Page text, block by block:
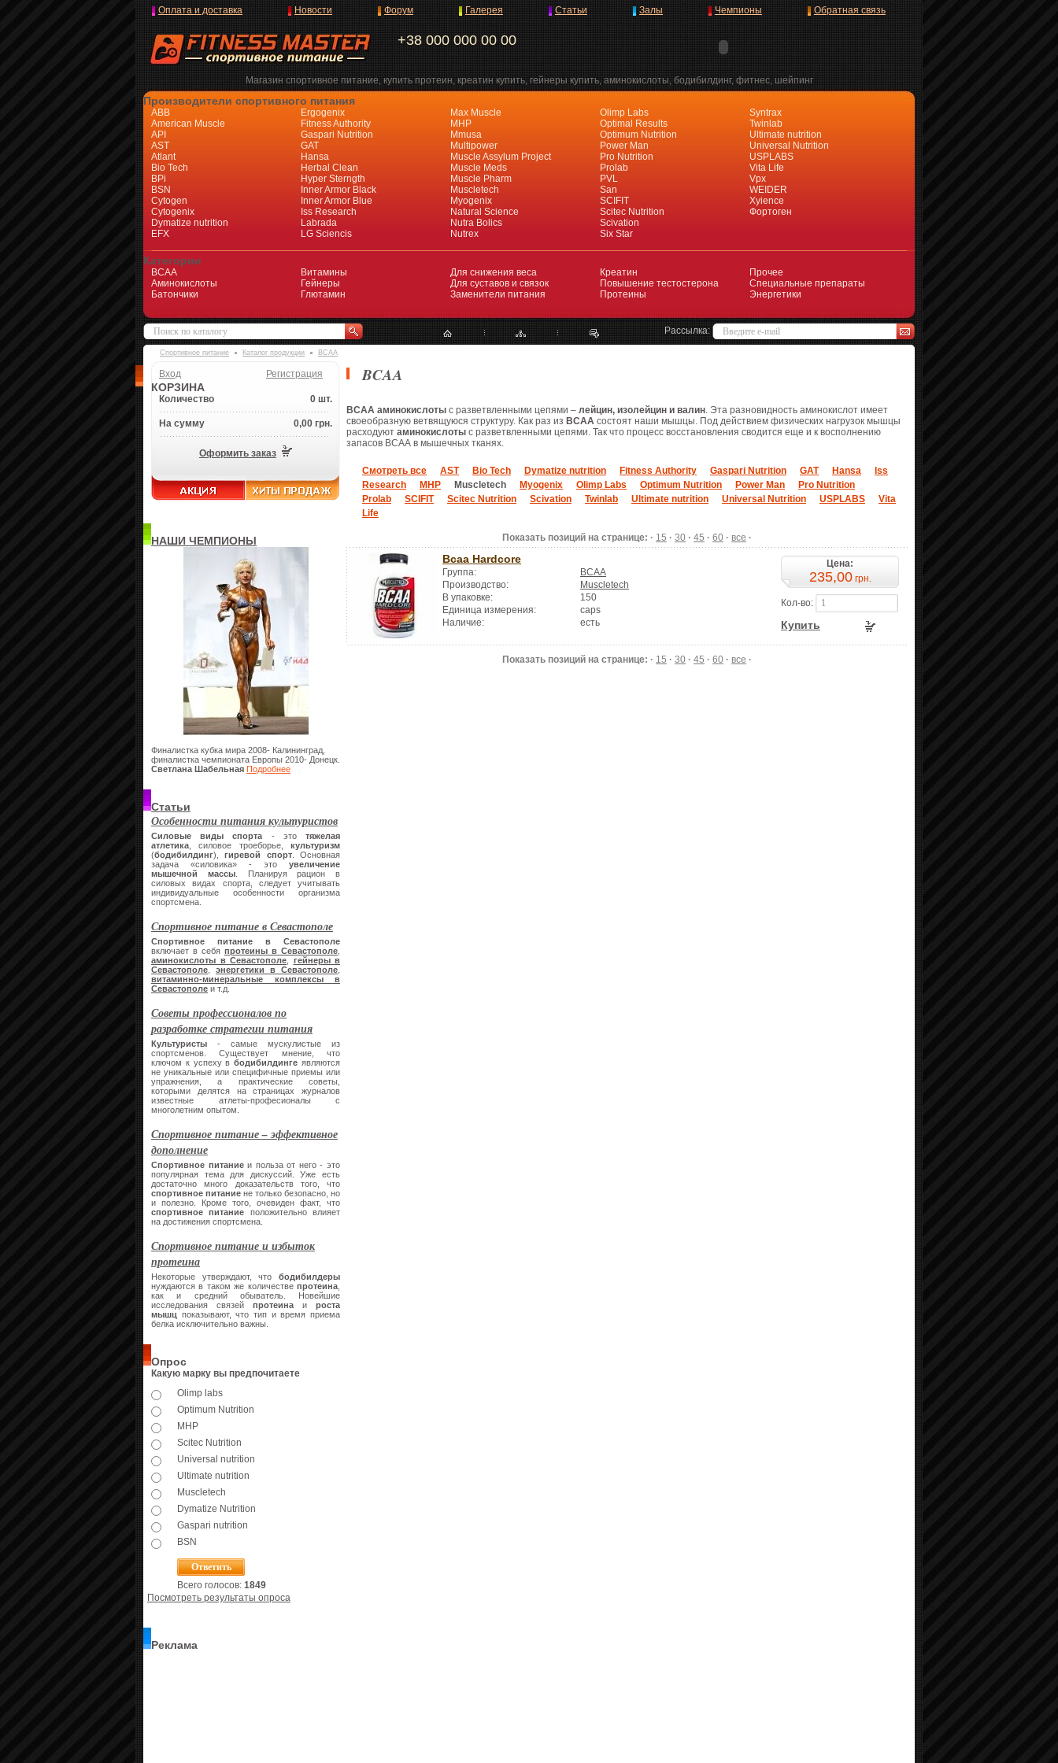
Магазин спортивное питание, купить протеин, креатин купить, гейнеры купить, аминокислоты, бодибилдинг, фитнес, шейпинг
+38 000 000 00 00
Оплата и доставка Новости Форум Галерея Статьи Залы Чемпионы Обратная связь
Производители спортивного питания
ABB
American Muscle
API
AST
Atlant
Bio Tech
BPi
BSN
Cytogen
Cytogenix
Dymatize nutrition
EFX
Ergogenix
Fitness Authority
Gaspari Nutrition
GAT
Hansa
Herbal Clean
Hyper Sterngth
Inner Armor Black
Inner Armor Blue
Iss Research
Labrada
LG Sciencis
Max Muscle
MHP
Mmusa
Multipower
Muscle Assylum Project
Muscle Meds
Muscle Pharm
Muscletech
Myogenix
Natural Science
Nutra Bolics
Nutrex
Olimp Labs
Optimal Results
Optimum Nutrition
Power Man
Pro Nutrition
Prolab
PVL
San
SCIFIT
Scitec Nutrition
Scivation
Six Star
Syntrax
Twinlab
Ultimate nutrition
Universal Nutrition
USPLABS
Vita Life
Vpx
WEIDER
Xyience
Фортоген
Категории
BCAA
Аминокислоты
Батончики
Витамины
Гейнеры
Глютамин
Для снижения веса
Для суставов и связок
Заменители питания
Креатин
Повышение тестостерона
Протеины
Прочее
Специальные препараты
Энергетики
Рассылка:
Спортивное питание Каталог продукции BCAA
Вход Регистрация
КОРЗИНА
Количество 0 шт.
На сумму 0,00 грн.
Оформить заказ
НАШИ ЧЕМПИОНЫ
Финалистка кубка мира 2008- Калининград,
финалистка чемпионата Европы 2010- Донецк.
Светлана Шабельная Подробнее
Статьи
Особенности питания культуристов
Силовые виды спорта - этотяжелая
атлетика , силовое троеборье, культуризм
(бодибилдинг),гиревой спорт. Основная
задача «силовика» - это увеличение
мышечной массы. Планируя рацион в
силовых видах спорта, следует учитывать
индивидуальные особенности организма
спортсмена.
Спортивное питание в Севастополе
Спортивное питание в Севастополе
включает в себя протеины в Севастополе
аминокислоты в Севастополе
гейнеры в
Севастополе
энергетики в Севастополе
витаминно-минеральные комплексы в
Севастополе и т.д.
Советы профессионалов по
разработке стратегии питания
Культуристы - самые мускулистые из
спортсменов. Существует мнение, что
ключом к успеху вбодибилдинге являются
не уникальные или специфичные приемы или
упражнения, а практические советы,
которыми делятся на страницах журналов
известные атлеты-професионалы с
многолетним опытом.
Спортивное питание – эффективное
дополнение
Спортивное питаниеи польза от него - это
популярная тема для дискуссий. Уже есть
достаточно много доказательств того, что
спортивное питание не только безопасно, но
и полезно. Кроме того, очевиден факт, что
спортивное питание положительно влияет
на достижения спортсмена.
Спортивное питание и избыток
протеина
Некоторые утверждают, что бодибилдеры
нуждаются в таком же количестве протеина
как и средний обыватель. Новейшие
исследования связей протеина и роста
мышц показывают, что тип и время приема
белка исключительно важны.
Опрос
Какую марку вы предпочитаете
Olimp labs
Optimum Nutrition
MHP
Scitec Nutrition
Universal nutrition
Ultimate nutrition
Muscletech
Dymatize Nutrition
Gaspari nutrition
BSN
Всего голосов: 1849
Посмотреть результаты опроса
Реклама
BCAA
BCAA аминокислоты с разветвленными цепями – лейцин, изолейцин и валин. Эта разновидность аминокислот имеет
своеобразную ветвящуюся структуру. Как раз из ВСАА состоят наши мышцы. Под действием физических нагрузок мышцы
расходуют аминокислоты с разветвленными цепями. Так что процесс восстановления сводится еще и к восполнению
запасов ВСАА в мышечных тканях.
Смотреть все AST Bio Tech Dymatize nutrition Fitness Authority Gaspari Nutrition GAT Hansa
Iss
Research
MHP Muscletech Myogenix Olimp Labs Optimum Nutrition Power Man
Pro Nutrition
Prolab
SCIFIT Scitec Nutrition Scivation Twinlab Ultimate nutrition Universal Nutrition USPLABS
Vita
Life
Показать позиций на странице: · 15 · 30 · 45 · 60 · все ·
Bcaa Hardcore
Группа:
BCAA
Производство:
Muscletech
В упаковке:
150
Единица измерения:
caps
Наличие:
есть
Цена:
235,00грн.
Кол-во:
Купить
Показать позиций на странице: · 15 · 30 · 45 · 60 · все ·